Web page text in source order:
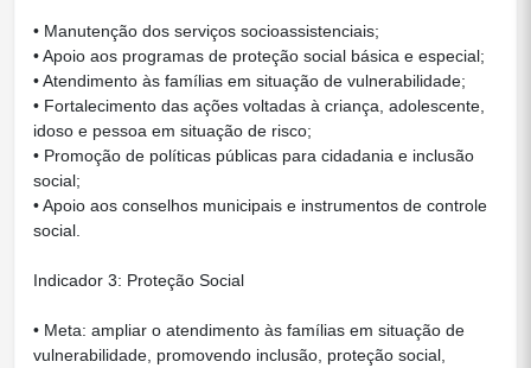
• Manutenção dos serviços socioassistenciais;
• Apoio aos programas de proteção social básica e especial;
• Atendimento às famílias em situação de vulnerabilidade;
• Fortalecimento das ações voltadas à criança, adolescente,
idoso e pessoa em situação de risco;
• Promoção de políticas públicas para cidadania e inclusão
social;
• Apoio aos conselhos municipais e instrumentos de controle
social.
Indicador 3: Proteção Social
• Meta: ampliar o atendimento às famílias em situação de
vulnerabilidade, promovendo inclusão, proteção social,